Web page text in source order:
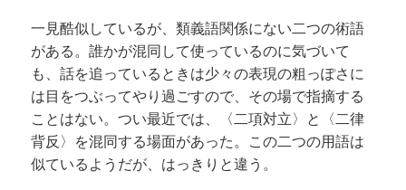
一見酷似しているが、類義語関係にない二つの術語
がある。誰かが混同して使っているのに気づいて
も、話を追っているときは少々の表現の粗っぽさに
は目をつぶってやり過ごすので、その場で指摘する
ことはない。つい最近では、〈二項対立〉と〈二律
背反〉を混同する場面があった。この二つの用語は
似ているようだが、はっきりと違う。